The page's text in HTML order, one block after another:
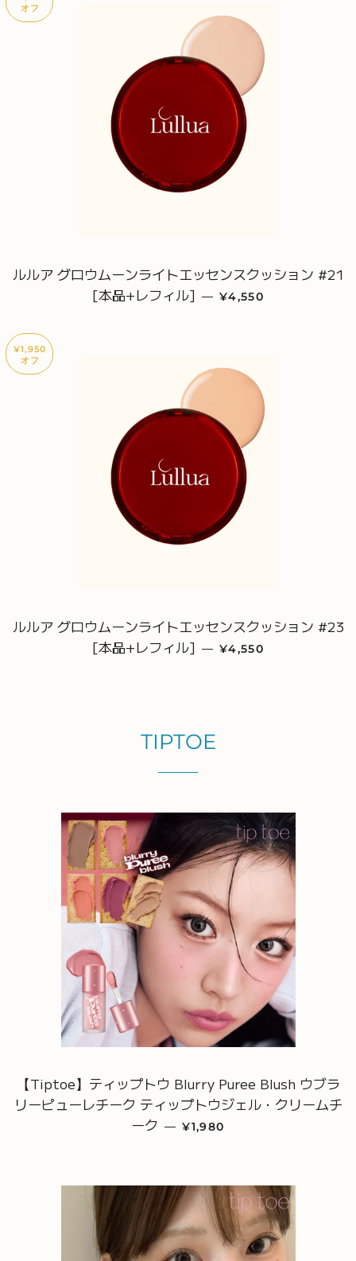
オフ
ルルア グロウムーンライトエッセンスクッション #21
[本品+レフィル] — 販売価格
¥4,550
¥1,950
オフ
ルルア グロウムーンライトエッセンスクッション #23
[本品+レフィル] — 販売価格
¥4,550
TIPTOE
【Tiptoe】ティップトウ Blurry Puree Blush ウブラ
リーピューレチーク ティップトウジェル・クリームチ
ーク — 通常価格
¥1,980